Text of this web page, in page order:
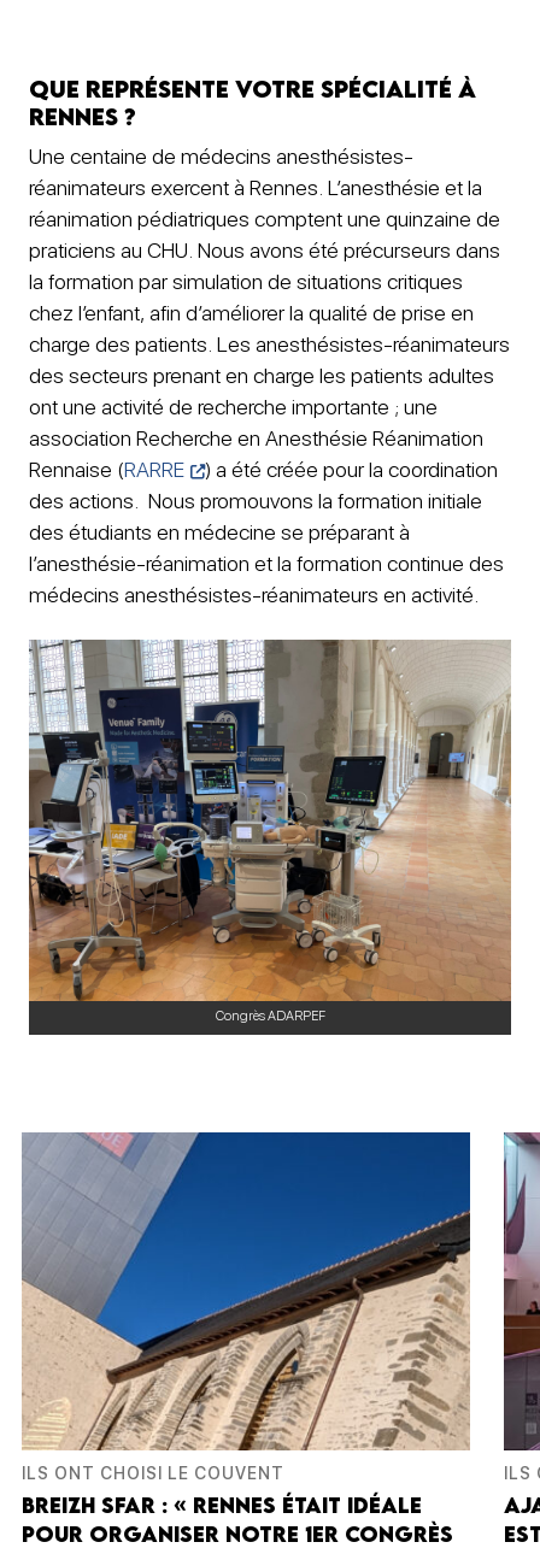
Que représente votre spécialité à
Rennes ?
Une centaine de médecins anesthésistes-
réanimateurs exercent à Rennes. L’anesthésie et la
réanimation pédiatriques comptent une quinzaine de
praticiens au CHU. Nous avons été précurseurs dans
la formation par simulation de situations critiques
chez l’enfant, afin d’améliorer la qualité de prise en
charge des patients. Les anesthésistes-réanimateurs
des secteurs prenant en charge les patients adultes
ont une activité de recherche importante ; une
association Recherche en Anesthésie Réanimation
Rennaise (RARRE
) a été créée pour la coordination
des actions. Nous promouvons la formation initiale
des étudiants en médecine se préparant à
l’anesthésie-réanimation et la formation continue des
médecins anesthésistes-réanimateurs en activité.
Congrès ADARPEF
ILS ONT CHOISI LE COUVENT
BREIZH SFAR : « RENNES ÉTAIT IDÉALE
POUR ORGANISER NOTRE 1ER CONGRÈS